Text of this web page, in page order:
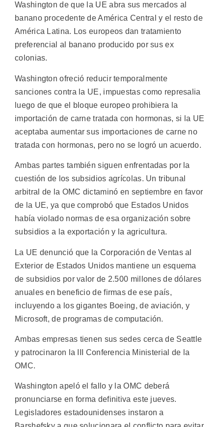
Washington de que la UE abra sus mercados al
banano procedente de América Central y el resto de
América Latina. Los europeos dan tratamiento
preferencial al banano producido por sus ex
colonias.
Washington ofreció reducir temporalmente
sanciones contra la UE, impuestas como represalia
luego de que el bloque europeo prohibiera la
importación de carne tratada con hormonas, si la UE
aceptaba aumentar sus importaciones de carne no
tratada con hormonas, pero no se logró un acuerdo.
Ambas partes también siguen enfrentadas por la
cuestión de los subsidios agrícolas. Un tribunal
arbitral de la OMC dictaminó en septiembre en favor
de la UE, ya que comprobó que Estados Unidos
había violado normas de esa organización sobre
subsidios a la exportación y la agricultura.
La UE denunció que la Corporación de Ventas al
Exterior de Estados Unidos mantiene un esquema
de subsidios por valor de 2.500 millones de dólares
anuales en beneficio de firmas de ese país,
incluyendo a los gigantes Boeing, de aviación, y
Microsoft, de programas de computación.
Ambas empresas tienen sus sedes cerca de Seattle
y patrocinaron la III Conferencia Ministerial de la
OMC.
Washington apeló el fallo y la OMC deberá
pronunciarse en forma definitiva este jueves.
Legisladores estadounidenses instaron a